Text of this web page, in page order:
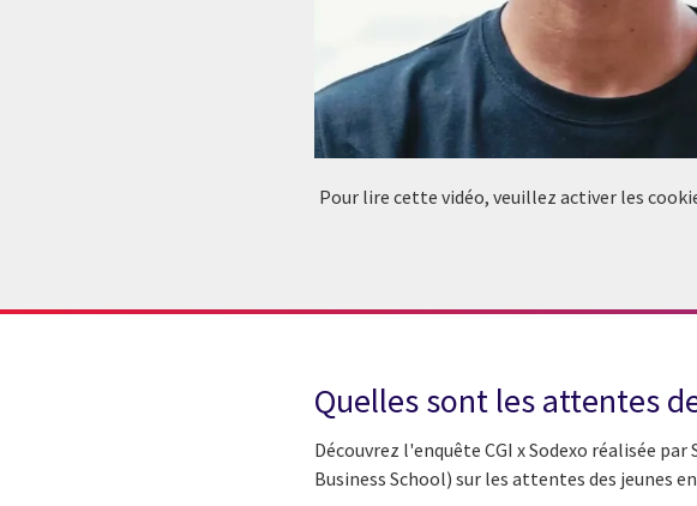
Pour lire cette vidéo, veuillez activer les
Quelles sont les attentes
Découvrez l'enquête CGI x Sodexo réalisée
Business School) sur les attentes des jeunes